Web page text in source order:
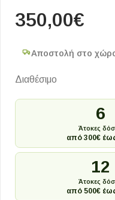
350,00€
Αποστολή στο
Διαθέσιμο
6
Άτοκες
από 300€
12
Άτοκες
από 500€